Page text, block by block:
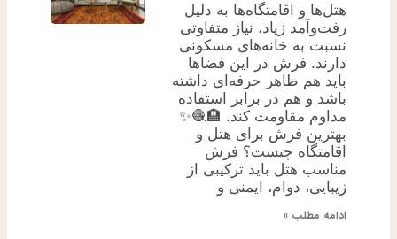
هتل‌ها و اقامتگاه‌ها به دلیل
رفت‌وآمد زیاد، نیاز متفاوتی
نسبت به خانه‌های مسکونی
دارند. فرش در این فضاها
باید هم ظاهر حرفه‌ای داشته
باشد و هم در برابر استفاده
مداوم مقاومت کند. 🏨🧶✨
بهترین فرش برای هتل و
اقامتگاه چیست؟ فرش
مناسب هتل باید ترکیبی از
زیبایی، دوام، ایمنی و
ادامه مطلب »